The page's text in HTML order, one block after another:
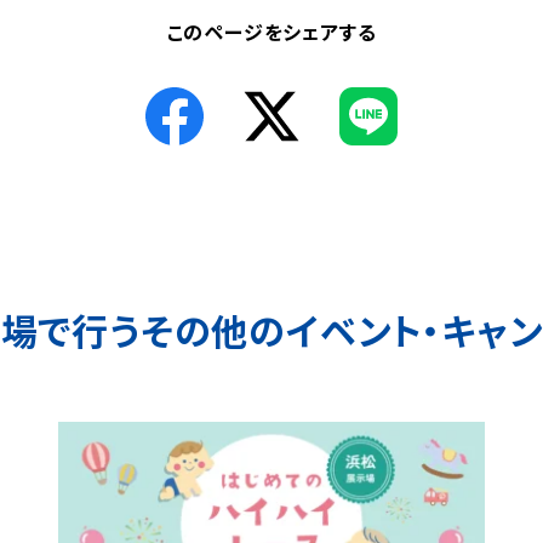
このページをシェアする
で行うその他のイベント・キャ